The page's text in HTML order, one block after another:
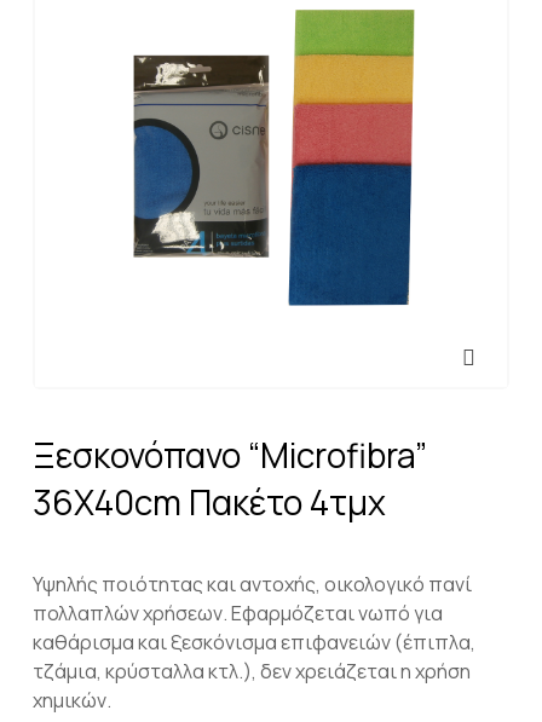
Ξεσκονόπανο “Microfibra”
36X40cm Πακέτο 4τμχ
Υψηλής ποιότητας και αντοχής, οικολογικό πανί
πολλαπλών χρήσεων. Εφαρμόζεται νωπό για
καθάρισμα και ξεσκόνισμα επιφανειών (έπιπλα,
τζάμια, κρύσταλλα κτλ.), δεν χρειάζεται η χρήση
χημικών.